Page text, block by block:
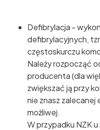
Defibrylacja -
defibrylacyjnych,
częstoskurczu
Należy rozpocząć
producenta (dla
zwiększać ją przy
nie znasz zalecanej
możliwej.
W przypadku NZK